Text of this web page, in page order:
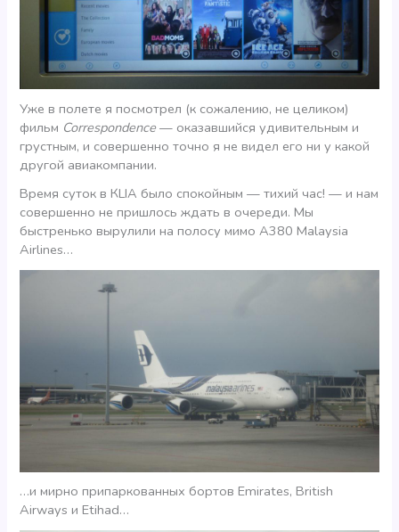
Уже в полете я посмотрел (к сожалению, не целиком)
фильм Correspondence — оказавшийся удивительным и
грустным, и совершенно точно я не видел его ни у какой
другой авиакомпании.
Время суток в КLIA было спокойным — тихий час! — и нам
совершенно не пришлось ждать в очереди. Мы
быстренько вырулили на полосу мимо А380 Malaysia
Airlines…
…и мирно припаркованных бортов Emirates, British
Airways и Etihad…